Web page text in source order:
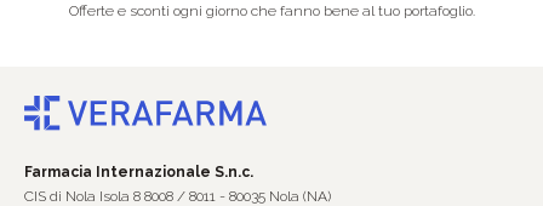
Offerte e sconti ogni giorno che fanno bene al tuo portafoglio.
Farmacia Internazionale S.n.c.
CIS di Nola Isola 8 8008 / 8011 - 80035 Nola (NA)